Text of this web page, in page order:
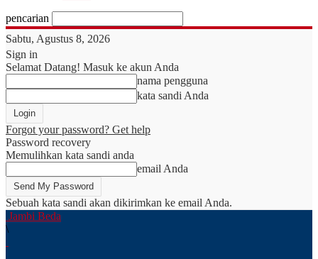
pencarian
Sabtu, Agustus 8, 2026
Sign in
Selamat Datang! Masuk ke akun Anda
nama pengguna
kata sandi Anda
Forgot your password? Get help
Password recovery
Memulihkan kata sandi anda
email Anda
Sebuah kata sandi akan dikirimkan ke email Anda.
Jambi Beda
\